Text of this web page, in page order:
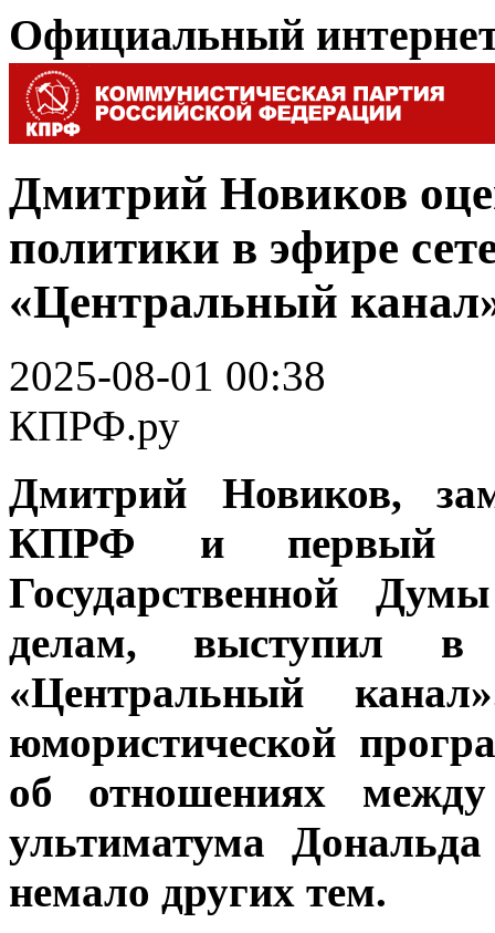
Официальный
Дмитрий Новиков
политики в эфире
«Центральный
2025-08-01 00:38
КПРФ.ру
Дмитрий Новиков,
КПРФ и первый
Государственной
делам, выступил в
«Центральный
юмористической
об отношениях
ультиматума
немало других тем.